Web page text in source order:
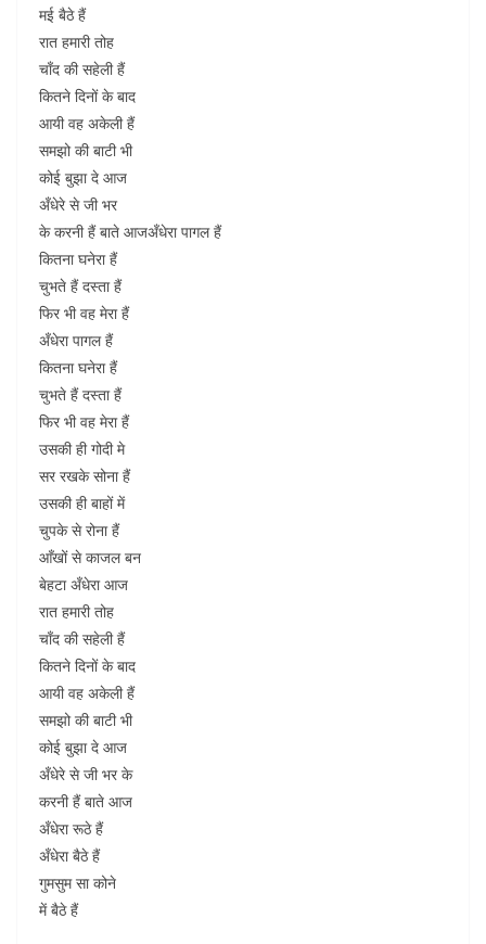
मई बैठे हैं
रात हमारी तोह
चाँद की सहेली हैं
कितने दिनों के बाद
आयी वह अकेली हैं
समझो की बाटी भी
कोई बुझा दे आज
अँधेरे से जी भर
के करनी हैं बाते आजअँधेरा पागल हैं
कितना घनेरा हैं
चुभते हैं दस्ता हैं
फिर भी वह मेरा हैं
अँधेरा पागल हैं
कितना घनेरा हैं
चुभते हैं दस्ता हैं
फिर भी वह मेरा हैं
उसकी ही गोदी मे
सर रखके सोना हैं
उसकी ही बाहों में
चुपके से रोना हैं
आँखों से काजल बन
बेहटा अँधेरा आज
रात हमारी तोह
चाँद की सहेली हैं
कितने दिनों के बाद
आयी वह अकेली हैं
समझो की बाटी भी
कोई बुझा दे आज
अँधेरे से जी भर के
करनी हैं बाते आज
अँधेरा रूठे हैं
अँधेरा बैठे हैं
गुमसुम सा कोने
में बैठे हैं